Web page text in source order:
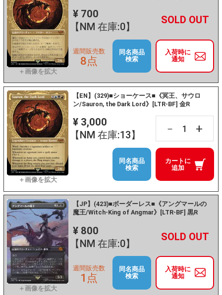
¥ 700
【NM 在庫:0】
－ +
入荷時に
通知
週間販売数
8点
同名商品
検索
【EN】(329)■ショーケース■《冥王、サウロ
ン/Sauron, the Dark Lord》[LTR-BF] 金R
¥ 3,000
【NM 在庫:13】
－ +
カートに
追加
同名商品
検索
【JP】(423)■ボーダーレス■《アングマールの
魔王/Witch-King of Angmar》[LTR-BF] 黒R
¥ 800
【NM 在庫:0】
－ +
入荷時に
通知
週間販売数
1点
同名商品
検索